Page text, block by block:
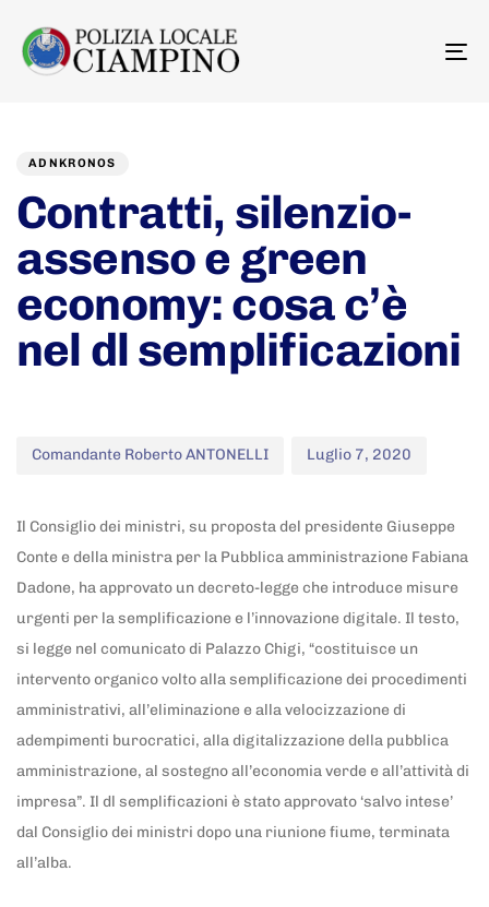
ADNKRONOS
Contratti, silenzio-
assenso e green
economy: cosa c’è
nel dl semplificazioni
Comandante Roberto ANTONELLI Luglio 7, 2020
Il Consiglio dei ministri, su proposta del presidente Giuseppe
Conte e della ministra per la Pubblica amministrazione Fabiana
Dadone, ha approvato un decreto-legge che introduce misure
urgenti per la semplificazione e l’innovazione digitale. Il testo,
si legge nel comunicato di Palazzo Chigi, “costituisce un
intervento organico volto alla semplificazione dei procedimenti
amministrativi, all’eliminazione e alla velocizzazione di
adempimenti burocratici, alla digitalizzazione della pubblica
amministrazione, al sostegno all’economia verde e all’attività di
impresa”. Il dl semplificazioni è stato approvato ‘salvo intese’
dal Consiglio dei ministri dopo una riunione fiume, terminata
all’alba.